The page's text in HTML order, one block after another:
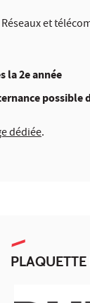
et
la 2e année
possible
dédiée.